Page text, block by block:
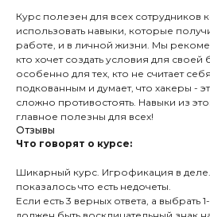
Курс полезен для всех сотрудников
использовать навыки, которые
работе, и в личной жизни. Мы
кто хочет создать условия для своей
особенно для тех, кто не считает
подкованным и думает, что хакеры -
сложно противостоять. Навыки из
главное полезны для всех!
Отзывы
Что говорят о курсе:
Шикарный курс. Игрофикация в деле.
показалось что есть недочеты.
Если есть 3 верных ответа, а выбрать